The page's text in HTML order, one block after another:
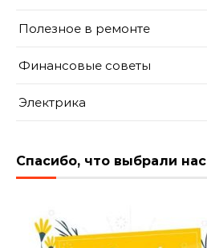
Полезное в ремонте
Финансовые советы
Электрика
Спасибо, что выбрали нас